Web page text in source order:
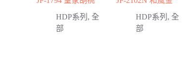
HDP系列 , 全
部
HDP系列 , 全
部